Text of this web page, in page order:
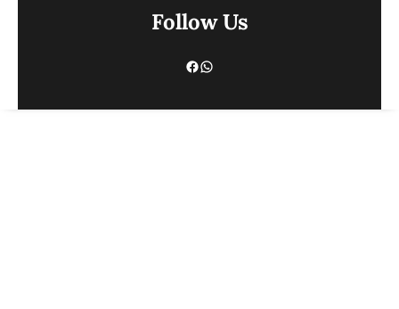
Follow Us
Facebook
WhatsApp